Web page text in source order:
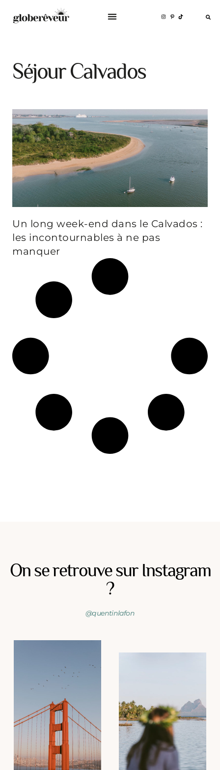
Séjour Calvados
Un long week-end dans le Calvados :
les incontournables à ne pas
manquer
On se retrouve sur Instagram
?
@quentinlafon